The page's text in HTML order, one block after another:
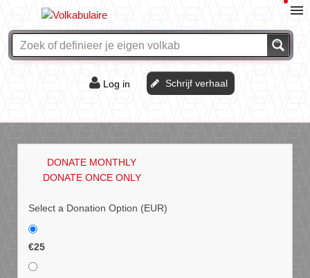
Log in Schrijf verhaal
DONATE MONTHLY
DONATE ONCE ONLY
Select a Donation Option (EUR)
€25